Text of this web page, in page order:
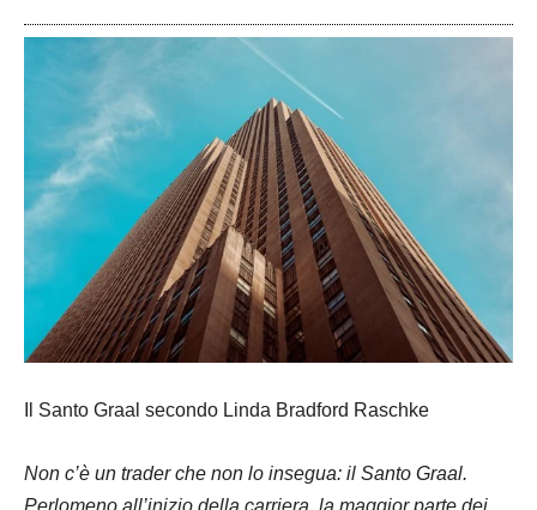
Il Santo Graal secondo Linda Bradford Raschke
Non c’è un trader che non lo insegua: il Santo Graal.
Perlomeno all’inizio della carriera, la maggior parte dei